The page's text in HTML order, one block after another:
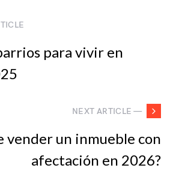
para vivir en
NEXT ARTICLE —
vender un inmueble con
afectación en 2026?